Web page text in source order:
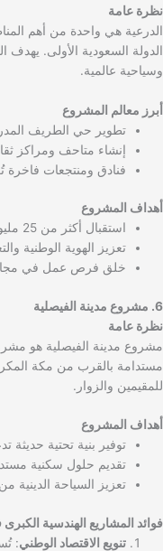
نظرة عامة
الدرعية هي واحدة من أهم
الدولة السعودية الأولى. يهدف
وسياحية عالمية.
أبرز معالم المشروع
تطوير حي الطريف
إنشاء متاحف ومراكز
فنادق ومنتجعات فاخرة
أهداف المشروع
استقبال أكثر من 25 مليون زائر سنويًا.
تعزيز الهوية الوطنية
خلق فرص عمل في
6. مشروع مدينة الفيصلية
نظرة عامة
مشروع مدينة الفيصلية هو
مستدامة بالقرب من مكة
للمقيمين والزوار.
أهداف المشروع
توفير بنية تحتية حديثة
تقديم حلول سكنية
تعزيز السياحة الدينية
فوائد المشاريع الهندسية
تنويع الاقتصاد الوطني: